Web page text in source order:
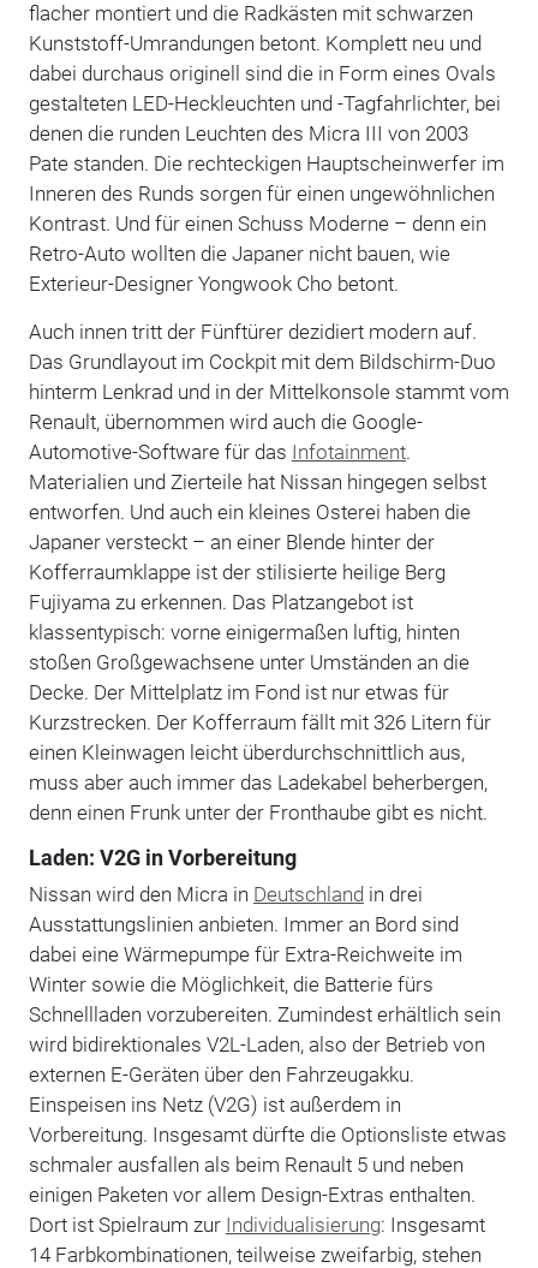
flacher montiert und die Radkästen mit schwarzen
Kunststoff-Umrandungen betont. Komplett neu und
dabei durchaus originell sind die in Form eines Ovals
gestalteten LED-Heckleuchten und -Tagfahrlichter, bei
denen die runden Leuchten des Micra III von 2003
Pate standen. Die rechteckigen Hauptscheinwerfer im
Inneren des Runds sorgen für einen ungewöhnlichen
Kontrast. Und für einen Schuss Moderne – denn ein
Retro-Auto wollten die Japaner nicht bauen, wie
Exterieur-Designer Yongwook Cho betont.
Auch innen tritt der Fünftürer dezidiert modern auf.
Das Grundlayout im Cockpit mit dem Bildschirm-Duo
hinterm Lenkrad und in der Mittelkonsole stammt vom
Renault, übernommen wird auch die Google-
Automotive-Software für das Infotainment.
Materialien und Zierteile hat Nissan hingegen selbst
entworfen. Und auch ein kleines Osterei haben die
Japaner versteckt – an einer Blende hinter der
Kofferraumklappe ist der stilisierte heilige Berg
Fujiyama zu erkennen. Das Platzangebot ist
klassentypisch: vorne einigermaßen luftig, hinten
stoßen Großgewachsene unter Umständen an die
Decke. Der Mittelplatz im Fond ist nur etwas für
Kurzstrecken. Der Kofferraum fällt mit 326 Litern für
einen Kleinwagen leicht überdurchschnittlich aus,
muss aber auch immer das Ladekabel beherbergen,
denn einen Frunk unter der Fronthaube gibt es nicht.
Laden: V2G in Vorbereitung
Nissan wird den Micra in Deutschland in drei
Ausstattungslinien anbieten. Immer an Bord sind
dabei eine Wärmepumpe für Extra-Reichweite im
Winter sowie die Möglichkeit, die Batterie fürs
Schnellladen vorzubereiten. Zumindest erhältlich sein
wird bidirektionales V2L-Laden, also der Betrieb von
externen E-Geräten über den Fahrzeugakku.
Einspeisen ins Netz (V2G) ist außerdem in
Vorbereitung. Insgesamt dürfte die Optionsliste etwas
schmaler ausfallen als beim Renault 5 und neben
einigen Paketen vor allem Design-Extras enthalten.
Dort ist Spielraum zur Individualisierung: Insgesamt
14 Farbkombinationen, teilweise zweifarbig, stehen